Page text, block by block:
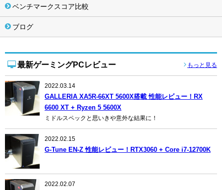
ベンチマークスコア比較
ブログ
最新ゲーミングPCレビュー もっと見る
2022.03.14
GALLERIA XA5R-66XT 5600X搭載 性能レビュー！RX
6600 XT + Ryzen 5 5600X
ミドルスペックと思いきや意外な結果に！
2022.02.15
G-Tune EN-Z 性能レビュー！RTX3060 + Core i7-12700K
2022.02.07